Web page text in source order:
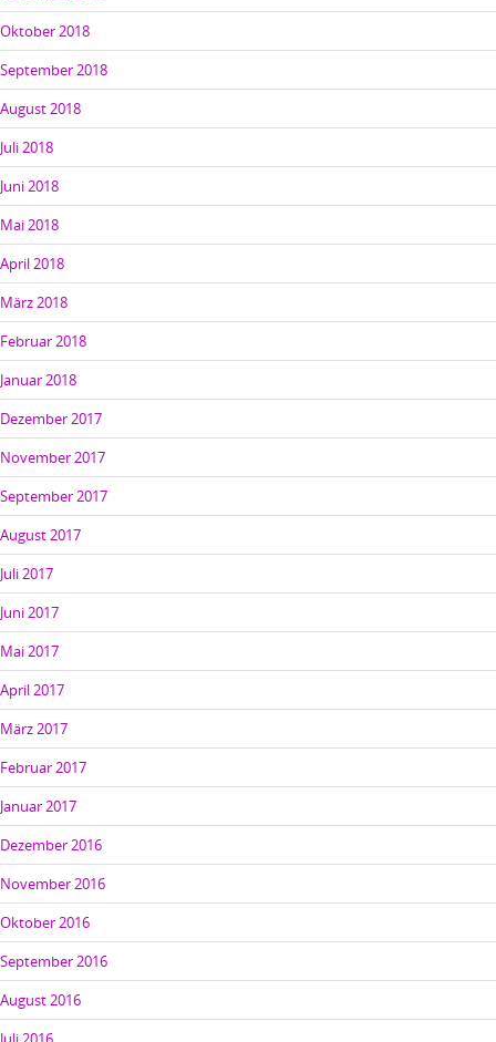
Oktober 2018
September 2018
August 2018
Juli 2018
Juni 2018
Mai 2018
April 2018
März 2018
Februar 2018
Januar 2018
Dezember 2017
November 2017
September 2017
August 2017
Juli 2017
Juni 2017
Mai 2017
April 2017
März 2017
Februar 2017
Januar 2017
Dezember 2016
November 2016
Oktober 2016
September 2016
August 2016